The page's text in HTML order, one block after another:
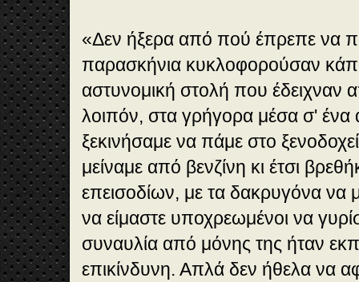
«Δεν ήξερα από πού έπρεπε να
παρασκήνια κυκλοφορούσαν
αστυνομική στολή που έδειχναν
λοιπόν, στα γρήγορα μέσα σ' ένα
ξεκινήσαμε να πάμε στο
μείναμε από βενζίνη κι έτσι
επεισοδίων, με τα δακρυγόνα να
να είμαστε υποχρεωμένοι να
συναυλία από μόνης της ήταν
επικίνδυνη. Απλά δεν ήθελα να